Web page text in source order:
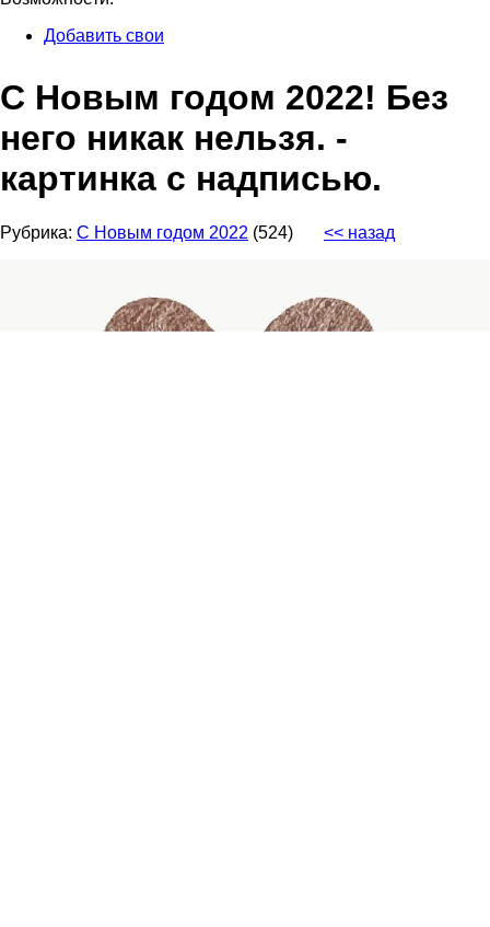
Добавить свои
С Новым годом 2022! Без
него никак нельзя. -
картинка с надписью.
Рубрика: С Новым годом 2022 (524) << назад